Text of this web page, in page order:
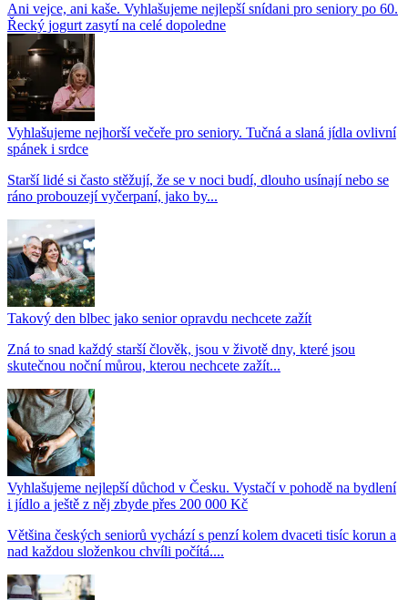
Ani vejce, ani kaše. Vyhlašujeme nejlepší snídani pro seniory po 60.
Řecký jogurt zasytí na celé dopoledne
Vyhlašujeme nejhorší večeře pro seniory. Tučná a slaná jídla ovlivní
spánek i srdce
Starší lidé si často stěžují, že se v noci budí, dlouho usínají nebo se
ráno probouzejí vyčerpaní, jako by...
Takový den blbec jako senior opravdu nechcete zažít
Zná to snad každý starší člověk, jsou v životě dny, které jsou
skutečnou noční můrou, kterou nechcete zažít...
Vyhlašujeme nejlepší důchod v Česku. Vystačí v pohodě na bydlení
i jídlo a ještě z něj zbyde přes 200 000 Kč
Většina českých seniorů vychází s penzí kolem dvaceti tisíc korun a
nad každou složenkou chvíli počítá....